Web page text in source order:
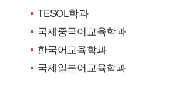
TESOL학과
국제중국어교육학과
한국어교육학과
국제일본어교육학과